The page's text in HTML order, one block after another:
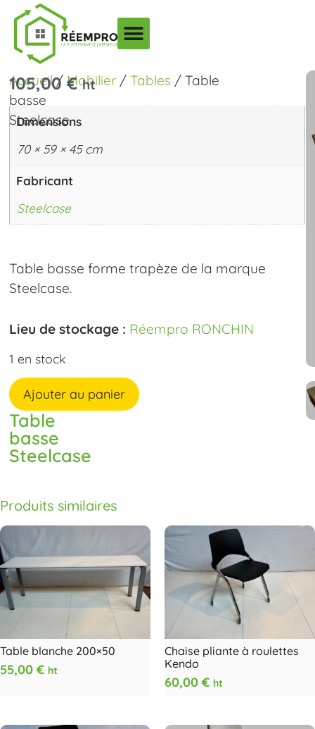
Accueil/Mobilier /Tables / Table
basse
Steelcase
Table
basse
Steelcase
105,00€ ht
Dimensions
70 × 59 × 45 cm
Fabricant
Steelcase
Table basse forme trapèze de la marque
Steelcase.
Lieu de stockage : Réempro RONCHIN
1 en stock
Ajouter au panier
Produits similaires
Table blanche 200×50
55,00 € ht
Chaise pliante à roulettes
Kendo
60,00 € ht